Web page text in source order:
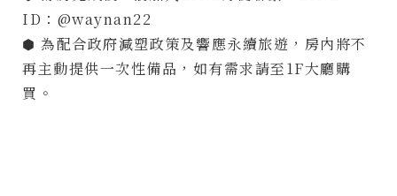
ID：@waynan22
⬢ 為配合政府減塑政策及響應永續旅遊，房內將不
再主動提供一次性備品，如有需求請至1F大廳購
買。